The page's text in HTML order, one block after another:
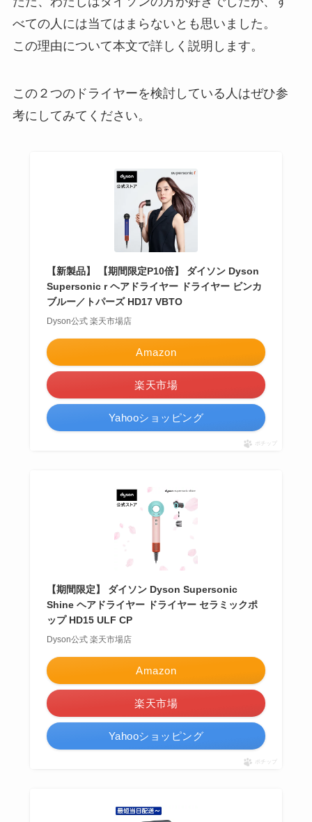
べての人には当てはまらないとも思いました。
この理由について本文で詳しく説明します。
この２つのドライヤーを検討している人はぜひ参
考にしてみてください。
【新製品】 【期間限定P10倍】 ダイソン Dyson
Supersonic r ヘアドライヤー ドライヤー ビンカ
ブルー／トパーズ HD17 VBTO
Dyson公式 楽天市場店
Amazon
楽天市場
Yahooショッピング
ポチップ
【期間限定】 ダイソン Dyson Supersonic
Shine ヘアドライヤー ドライヤー セラミックポ
ップ HD15 ULF CP
Dyson公式 楽天市場店
Amazon
楽天市場
Yahooショッピング
ポチップ